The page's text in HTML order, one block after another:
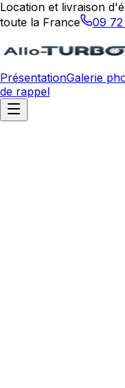
Location et livraison
toute la France
09
PrésentationGalerie
de rappel